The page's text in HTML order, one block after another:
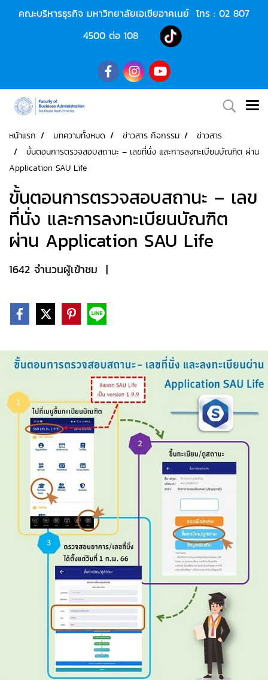
คณะบริหารธุรกิจ มหาวิทยาลัยเอเชียอาคเนย์ โทร : 02 807
4500ต่อ 108
หน้าแรก บทความทั้งหมด ข่าวสาร กิจกรรม
ข่าวสาร
ขั้นตอนการตรวจสอบสถานะ – เลขที่นั่ง และการลงทะเบียนบัณฑิต ผ่าน
Application SAU Life
ขั้นตอนการตรวจสอบสถานะ – เลข
ที่นั่ง และการลงทะเบียนบัณฑิต
ผ่าน Application SAU Life
1642 จำนวนผู้เข้าชม |